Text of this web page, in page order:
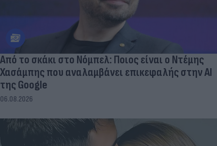
Από το σκάκι στο Νόμπελ: Ποιος είναι ο Ντέμης
Χασάμπης που αναλαμβάνει επικεφαλής στην ΑΙ
της Google
06.08.2026